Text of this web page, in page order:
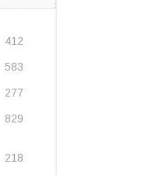
412
583
277
829
218